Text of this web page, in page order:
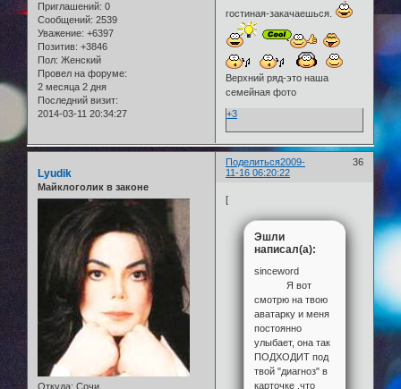
Приглашений: 0
Сообщений: 2539
Уважение: +6397
Позитив: +3846
Пол: Женский
Провел на форуме:
2 месяца 2 дня
Последний визит:
2014-03-11 20:34:27
гостиная-закачаешься.
Верхний ряд-это наша
семейная фото
+3
Поделиться 36
2009-
11-16 06:20:22
Lyudik
Майклоголик в законе
Откуда: Сочи
[
Эшли
написал(а):
sinceword
Я вот
смотрю на твою
аватарку и меня
постоянно
улыбает, она так
ПОДХОДИТ под
твой "диагноз" в
карточке ,что